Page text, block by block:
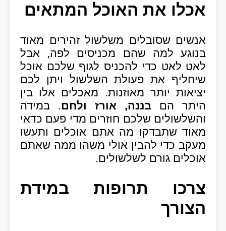
אכלו את האוכל המתאים
אנשים שסובלים משלשול זהירים מאוד
בנוגע למה שהם מכניסים לפה, אבל
לאט לאט כדי להכניס לגוף שלכם אוכל
שיחליף את פעולת השלשול ויתן לכם
יציאות יותר מאוזנות. מאכלים אלו בין
היתר הם בננה, אורז ולחם. במידה
והשלשולים שלכם חוזרים מדי פעם כדאי
מאוד שתבדקו מה אתם אוכלים ותעשו
מעקב כדי להבין אולי משהו ממה שאתם
אוכלים גורם לשלשולים.
צרכו תרופות במידת
הצורך